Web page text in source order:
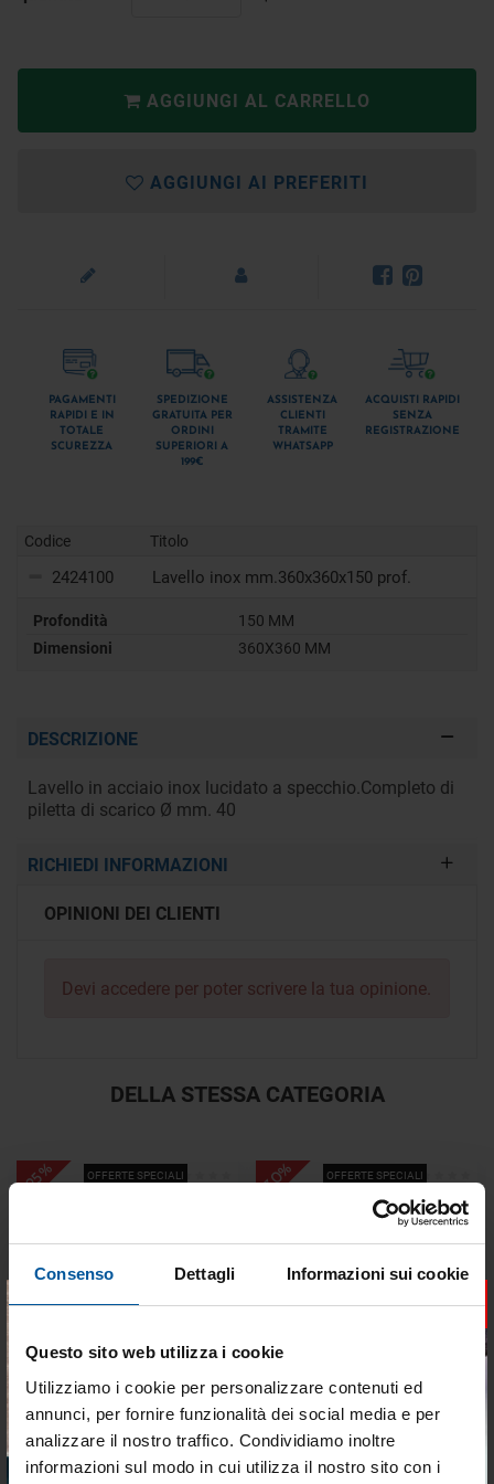
×
Consenso Dettagli Informazioni sui cookie
Questo sito web utilizza i cookie
Utilizziamo i cookie per personalizzare contenuti ed
annunci, per fornire funzionalità dei social media e per
analizzare il nostro traffico. Condividiamo inoltre
informazioni sul modo in cui utilizza il nostro sito con i
AGGIUNGI AL CARRELLO
AGGIUNGI AI PREFERITI
PAGAMENTI
RAPIDI E IN
TOTALE
SCUREZZA
SPEDIZIONE
GRATUITA PER
ORDINI
SUPERIORI A
199€
ASSISTENZA
CLIENTI
TRAMITE
WHATSAPP
ACQUISTI RAPIDI
SENZA
REGISTRAZIONE
Codice Titolo
2424100 Lavello inox mm.360x360x150 prof.
Profondità
150 MM
Dimensioni
360X360 MM
DESCRIZIONE
Lavello in acciaio inox lucidato a specchio.Completo di
piletta di scarico Ø mm. 40
RICHIEDI INFORMAZIONI
OPINIONI DEI CLIENTI
Devi accedere per poter scrivere la tua opinione.
DELLA STESSA CATEGORIA
OFFERTE SPECIALI
- 25%
280 mm
Disponibile
€ 362,95
OFFERTE SPECIALI
- 30%
Disponibile
€ 663,77